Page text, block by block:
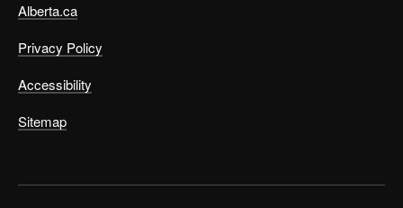
Alberta.ca
Privacy Policy
Accessibility
Sitemap